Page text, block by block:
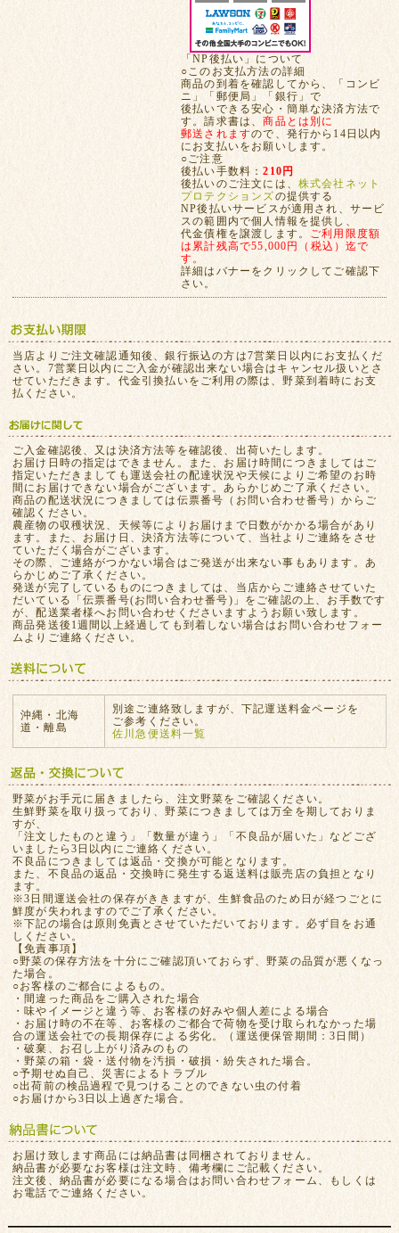
「NP後払い」について
○このお支払方法の詳細
商品の到着を確認してから、「コンビ
ニ」「郵便局」「銀行」で
後払いできる安心・簡単な決済方法で
す。請求書は、商品とは別に
郵送されますので、発行から14日以内
にお支払いをお願いします。
○ご注意
後払い手数料：210円
後払いのご注文には、 株式会社ネット
プロテクションズの提供する
NP後払いサービスが適用され、サービ
スの範囲内で個人情報を提供し、
代金債権を譲渡します。 ご利用限度額
は累計残高で55,000円（税込）迄で
す。
詳細はバナーをクリックしてご確認下
さい。
当店よりご注文確認通知後、銀行振込の方は7営業日以内にお支払くだ
さい。7営業日以内にご入金が確認出来ない場合はキャンセル扱いとさ
せていただきます。代金引換払いをご利用の際は、野菜到着時にお支
払ください。
ご入金確認後、又は決済方法等を確認後、出荷いたします。
お届け日時の指定はできません。また、お届け時間につきましてはご
指定いただきましても運送会社の配達状況や天候によりご希望のお時
間にお届けできない場合がございます。あらかじめご了承ください。
商品の配送状況につきましては伝票番号（お問い合わせ番号）からご
確認ください。
農産物の収穫状況、天候等によりお届けまで日数がかかる場合があり
ます。また、お届け日、決済方法等について、当社よりご連絡をさせ
ていただく場合がございます。
その際、ご連絡がつかない場合はご発送が出来ない事もあります。あ
らかじめご了承ください。
発送が完了しているものにつきましては、当店からご連絡させていた
だいている「伝票番号(お問い合わせ番号)」をご確認の上、お手数です
が、配送業者様へお問い合わせくださいますようお願い致します。
商品発送後1週間以上経過しても到着しない場合はお問い合わせフォー
ムよりご連絡ください。
沖縄・北海
道・離島
別途ご連絡致しますが、下記運送料金ページを
ご参考ください。
佐川急便送料一覧
野菜がお手元に届きましたら、注文野菜をご確認ください。
生鮮野菜を取り扱っており、野菜につきましては万全を期しておりま
すが、
「注文したものと違う」「数量が違う」「不良品が届いた」などござ
いましたら3日以内にご連絡ください。
不良品につきましては返品・交換が可能となります。
また、不良品の返品・交換時に発生する返送料は販売店の負担となり
ます。
※3日間運送会社の保存がききますが、生鮮食品のため日が経つごとに
鮮度が失われますのでご了承ください。
※下記の場合は原則免責とさせていただいております。必ず目をお通
しください。
【免責事項】
○野菜の保存方法を十分にご確認頂いておらず、野菜の品質が悪くなっ
た場合。
○お客様のご都合によるもの。
・間違った商品をご購入された場合
・味やイメージと違う等、お客様の好みや個人差による場合
・お届け時の不在等、お客様のご都合で荷物を受け取られなかった場
合の運送会社での長期保存による劣化。（運送便保管期間：3日間）
・破棄、お召し上がり済みのもの
・野菜の箱・袋・送付物を汚損・破損・紛失された場合。
○予期せぬ自己、災害によるトラブル
○出荷前の検品過程で見つけることのできない虫の付着
○お届けから3日以上過ぎた場合。
お届け致します商品には納品書は同梱されておりません。
納品書が必要なお客様は注文時、備考欄にご記載ください。
注文後、納品書が必要になる場合はお問い合わせフォーム、もしくは
お電話でご連絡ください。